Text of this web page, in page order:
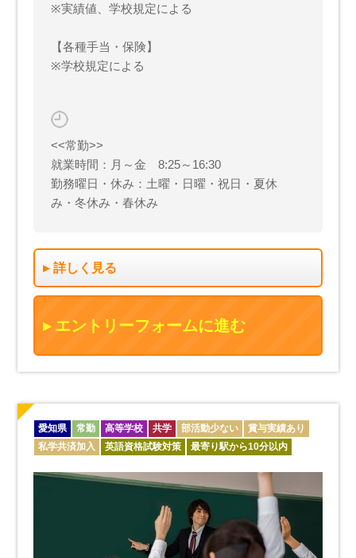
※実績値、学校規定による
【各種手当・保険】
※学校規定による
<<常勤>>
就業時間：月～金 8:25～16:30
勤務曜日・休み：土曜・日曜・祝日・夏休
み・冬休み・春休み
詳しく見る
エントリーフォームに進む
愛知県 常勤 高等学校 共学 部活動少ない
賞与実績あり
私学共済加入
英語資格試験対策 最寄り駅から10分以内